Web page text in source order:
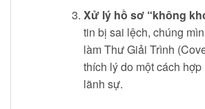
Xử lý hồ sơ “không
tin bị sai lệch, chúng
làm Thư Giải Trình
thích lý do một cách
lãnh sự.